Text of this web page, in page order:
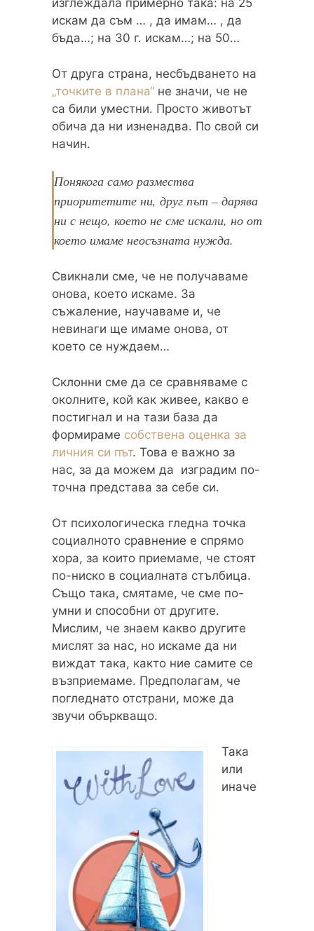
изглеждала примерно така: на 25
искам да съм … , да имам… , да
бъда…; на 30 г. искам…; на 50…
От друга страна, несбъдването на
„точките в плана“ не значи, че не
са били уместни. Просто животът
обича да ни изненадва. По свой си
начин.
Понякога само размества
приоритетите ни, друг път – дарява
ни с нещо, което не сме искали, но от
което имаме неосъзната нужда.
Свикнали сме, че не получаваме
онова, което искаме. За
съжаление, научаваме и, че
невинаги ще имаме онова, от
което се нуждаем…
Склонни сме да се сравняваме с
околните, кой как живее, какво е
постигнал и на тази база да
формираме собствена оценка за
личния си път. Това е важно за
нас, за да можем да изградим по-
точна представа за себе си.
От психологическа гледна точка
социалното сравнение е спрямо
хора, за които приемаме, че стоят
по-ниско в социалната стълбица.
Също така, смятаме, че сме по-
умни и способни от другите.
Мислим, че знаем какво другите
мислят за нас, но искаме да ни
виждат така, както ние самите се
възприемаме. Предполагам, че
погледнато отстрани, може да
звучи объркващо.
Така
или
иначе